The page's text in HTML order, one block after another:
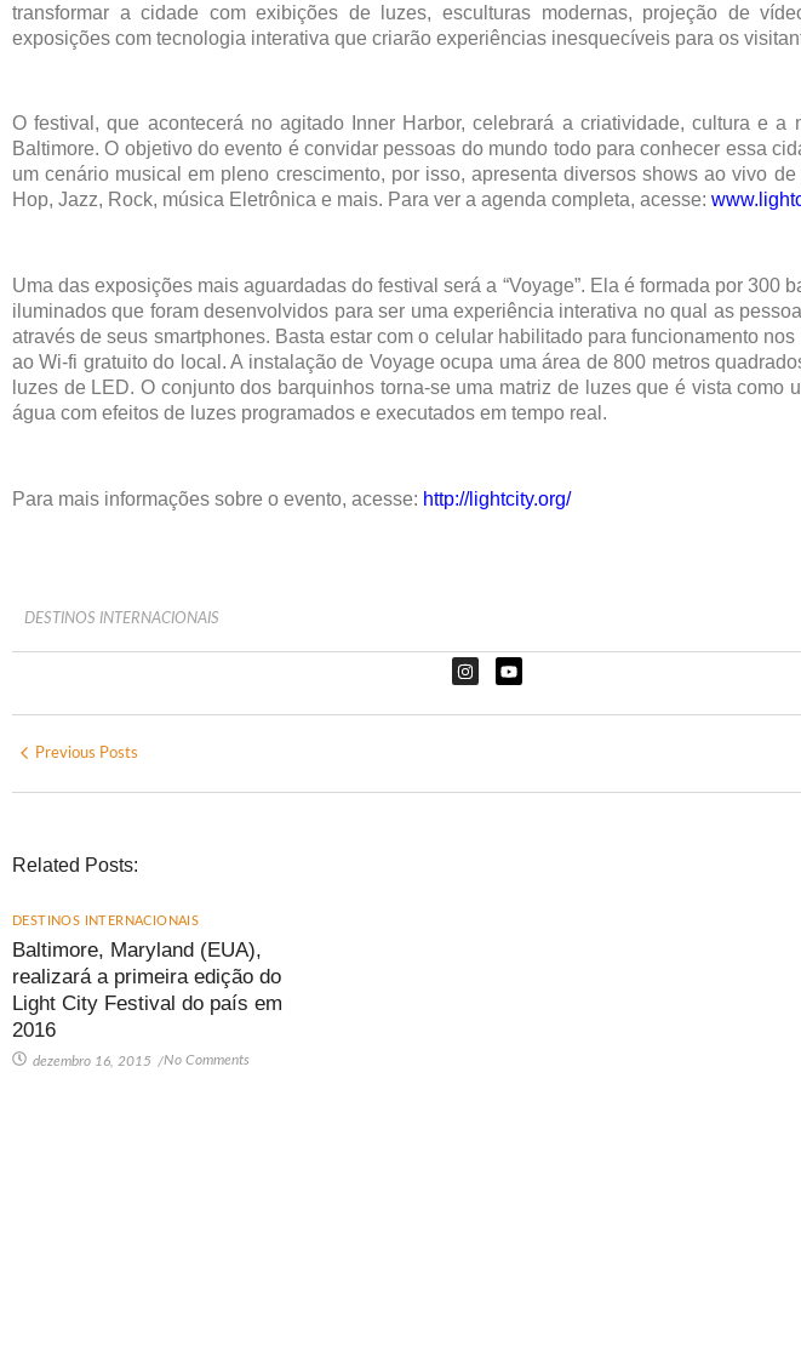
transformar a cidade com exibições de luzes, esculturas modernas, projeção de
exposições com tecnologia interativa que criarão experiências inesquecíveis para os
O festival, que acontecerá no agitado Inner Harbor, celebrará a criatividade, cultura e a
Baltimore. O objetivo do evento é convidar pessoas do mundo todo para conhecer essa
um cenário musical em pleno crescimento, por isso, apresenta diversos shows ao vivo
Hop, Jazz, Rock, música Eletrônica e mais. Para ver a agenda completa, acesse:
Uma das exposições mais aguardadas do festival será a “Voyage”. Ela é formada por 300
iluminados que foram desenvolvidos para ser uma experiência interativa no qual as
através de seus smartphones. Basta estar com o celular habilitado para funcionamento nos
ao Wi-fi gratuito do local. A instalação de Voyage ocupa uma área de 800 metros
luzes de LED. O conjunto dos barquinhos torna-se uma matriz de luzes que é vista como
água com efeitos de luzes programados e executados em tempo real.
Para mais informações sobre o evento, acesse: http://lightcity.org/
DESTINOS INTERNACIONAIS
Previous Posts
Related Posts:
DESTINOS INTERNACIONAIS
Baltimore, Maryland (EUA),
realizará a primeira edição do
Light City Festival do país em
2016
dezembro 16, 2015 /No Comments